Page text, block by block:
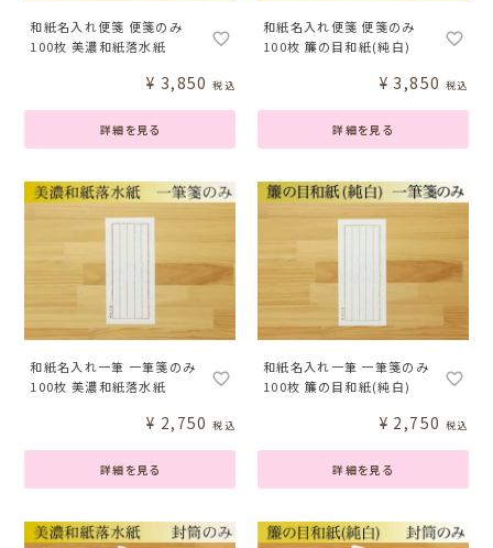
和紙名入れ便箋 便箋のみ
100枚 美濃和紙落水紙
詳細を見る
¥ 3,850 税込
和紙名入れ便箋 便箋のみ
100枚 簾の目和紙(純白)
詳細を見る
¥ 3,850 税込
和紙名入れ一筆 一筆箋のみ
100枚 美濃和紙落水紙
詳細を見る
¥ 2,750 税込
和紙名入れ一筆 一筆箋のみ
100枚 簾の目和紙(純白)
詳細を見る
¥ 2,750 税込